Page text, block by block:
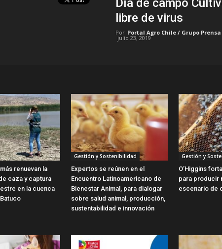
Día de campo
libre de virus
Por Portal Agro Chile / Grupo
julio 23, 2019
renuevan la
caza y captura
en la cuenca
Gestión y Sostenibilidad
Expertos se reúnen en el
Encuentro Latinoamericano de
Bienestar Animal, para dialogar
sobre salud animal, producción,
sustentabilidad e innovación
Gestión y
O’Higgins
para producir
escenario de